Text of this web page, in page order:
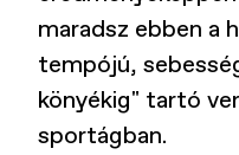
maradsz ebben a
tempójú,
könyékig" tartó
sportágban.